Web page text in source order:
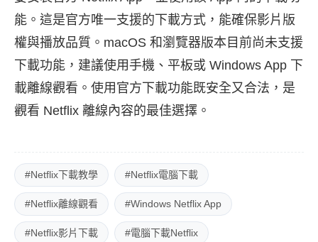
能。這是官方唯一支援的下載方式，能確保影片版
權與播放品質。macOS 和瀏覽器版本目前尚未支援
下載功能，建議使用手機、平板或 Windows App 下
載離線觀看。使用官方下載功能既安全又合法，是
觀看 Netflix 離線內容的最佳選擇。
#Netflix下載教學 #Netflix電腦下載
#Netflix離線觀看 #Windows Netflix App
#Netflix影片下載 #電腦下載Netflix